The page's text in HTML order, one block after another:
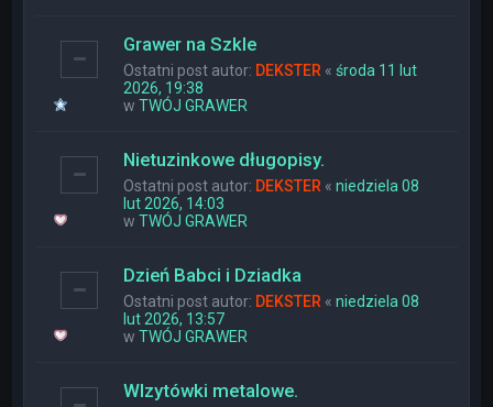
Grawer na Szkle
Ostatni post autor: DEKSTER «środa 11 lut
2026, 19:38
wTWÓJ GRAWER
Nietuzinkowe długopisy.
Ostatni post autor: DEKSTER «niedziela 08
lut 2026, 14:03
wTWÓJ GRAWER
Dzień Babci i Dziadka
Ostatni post autor: DEKSTER «niedziela 08
lut 2026, 13:57
wTWÓJ GRAWER
WIzytówki metalowe.